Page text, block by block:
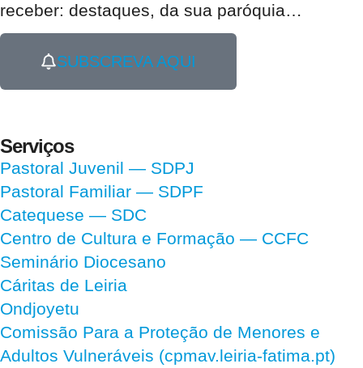
receber: destaques, da sua paróquia…
SUBSCREVA AQUI
Serviços
Pastoral Juvenil — SDPJ
Pastoral Familiar — SDPF
Catequese — SDC
Centro de Cultura e Formação — CCFC
Seminário Diocesano
Cáritas de Leiria
Ondjoyetu
Comissão Para a Proteção de Menores e
Adultos Vulneráveis (cpmav.leiria-fatima.pt)